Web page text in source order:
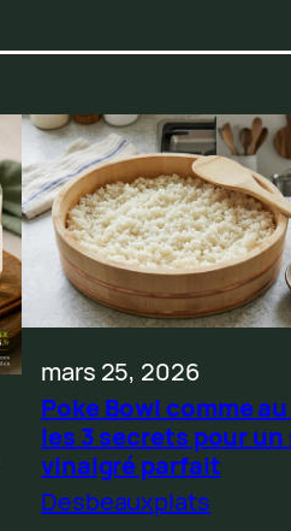
mars 25, 2026
Poke Bowl comme
les 3 secrets pour un
vinaigré parfait
Desbeauxplats